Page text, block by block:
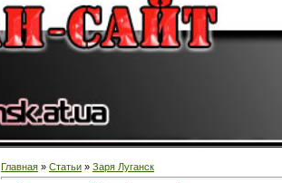
Главная » Статьи » Заря Луганск